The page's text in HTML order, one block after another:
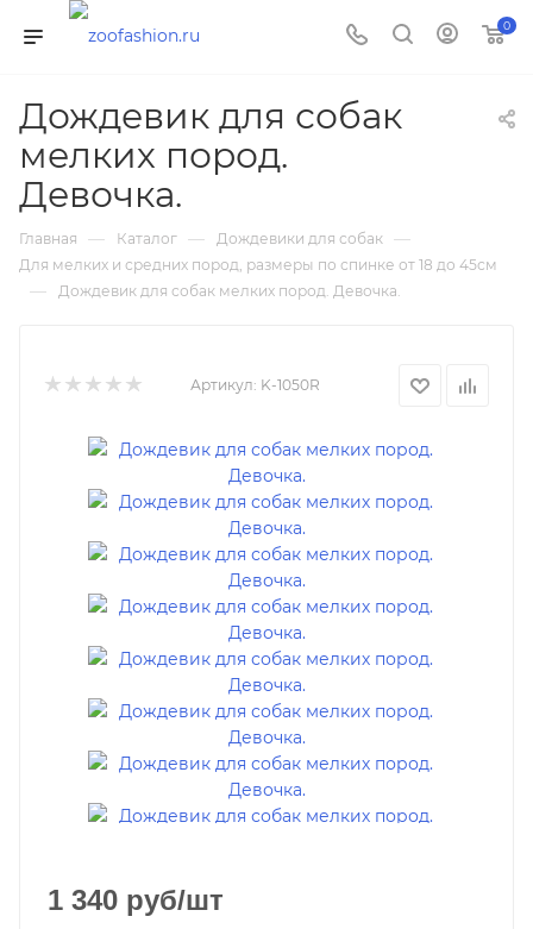
0
Дождевик для собак
мелких пород.
Девочка.
Главная — Каталог — Дождевики для собак —
Для мелких и средних пород, размеры по спинке от 18 до 45см
— Дождевик для собак мелких пород. Девочка.
Артикул: K-1050R
1 340 руб/шт